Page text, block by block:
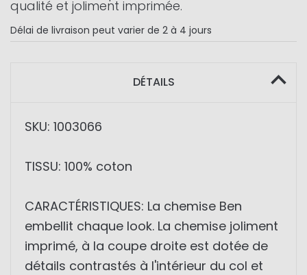
qualité et joliment imprimée.
Délai de livraison peut varier de 2 à 4 jours
DÉTAILS
SKU: 1003066
TISSU: 100% coton
CARACTÉRISTIQUES: La chemise Ben
embellit chaque look. La chemise joliment
imprimé, à la coupe droite est dotée de
détails contrastés à l'intérieur du col et